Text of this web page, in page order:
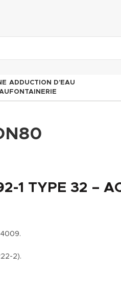
ADDUCTION D’EAU
FONTAINERIE
1 TYPE 32 –
2).